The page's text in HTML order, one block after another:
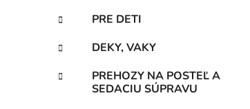
PRE DETI
DEKY, VAKY
PREHOZY NA POSTEĽ A
SEDACIU SÚPRAVU